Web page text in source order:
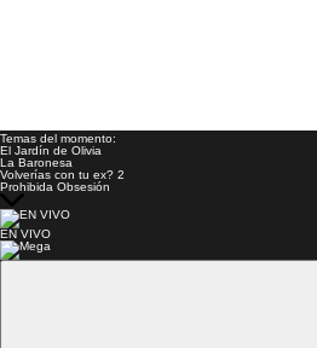
Temas del momento:
El Jardín de Olivia
La Baronesa
Volverías con tu ex? 2
Prohibida Obsesión
EN VIVO